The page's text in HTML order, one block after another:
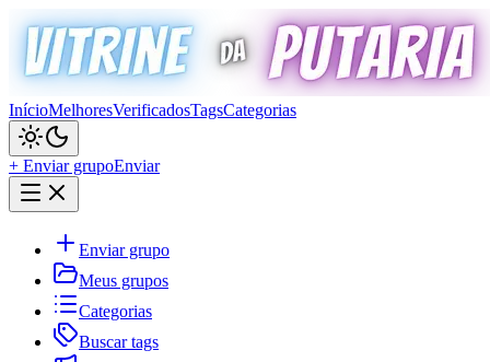
InícioMelhoresVerificadosTagsCategorias
+ Enviar grupoEnviar
Enviar grupo
Meus grupos
Categorias
Buscar tags